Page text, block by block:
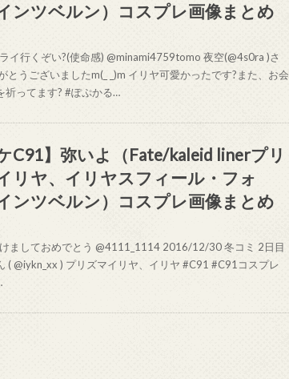
ンツベルン）コスプレ画像まとめ
イ行くぞい?(使命感) @minami4759tomo 夜空(@4s0ra )さ
とうございましたm(_ _)m イリヤ可愛かったです?また、お会
祈ってます? #ぽぷかる…
C91】弥いよ（Fate/kaleid linerプリ
リヤ、イリヤスフィール・フォ
ンツベルン）コスプレ画像まとめ
ましておめでとう @4111_1114 2016/12/30 冬コミ 2日目
( @iykn_xx ) プリズマイリヤ、イリヤ #C91 #C91コスプレ